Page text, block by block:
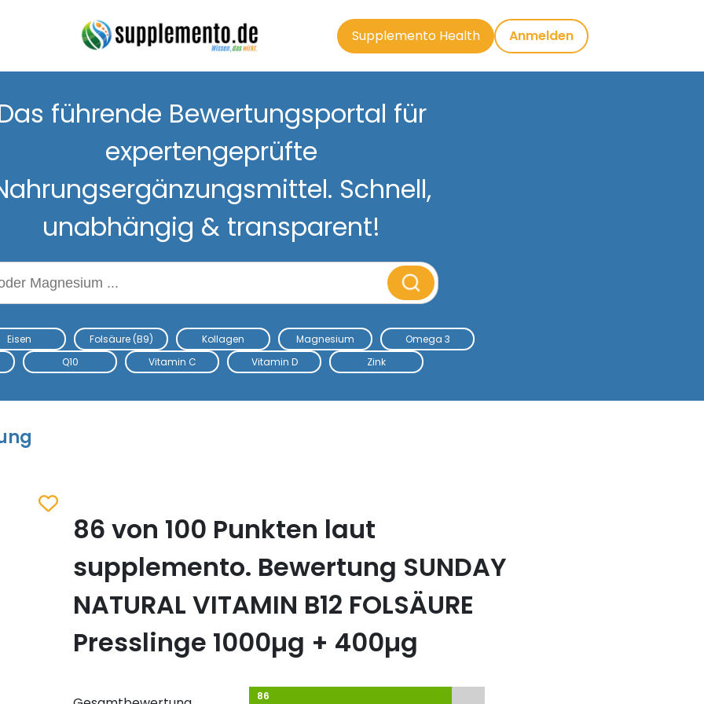
Supplemento Health Anmelden
führende Bewertungsportal für
expertengeprüfte
Schnell,
unabhängig & transparent!
Eisen Folsäure (B9) Kollagen Magnesium
Omega 3
Q10 Vitamin C Vitamin D Zink
Zum Merkzettel hinzufügen
86 von 100 Punkten laut
supplemento. Bewertung SUNDAY
NATURAL VITAMIN B12 FOLSÄURE
Presslinge 1000µg + 400µg
86